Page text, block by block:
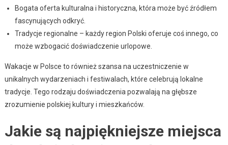
Bogata oferta kulturalna i historyczna, która może być źródłem
fascynujących odkryć.
Tradycje regionalne – każdy region Polski oferuje coś innego, co
może wzbogacić doświadczenie urlopowe.
Wakacje w Polsce to również szansa na uczestniczenie w
unikalnych wydarzeniach i festiwalach, które celebrują lokalne
tradycje. Tego rodzaju doświadczenia pozwalają na głębsze
zrozumienie polskiej kultury i mieszkańców.
Jakie są najpiękniejsze miejsca